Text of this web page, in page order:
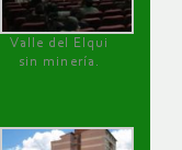
Valle del Elqui
sin minería.